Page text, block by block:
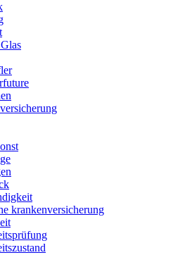
krankenversicherung